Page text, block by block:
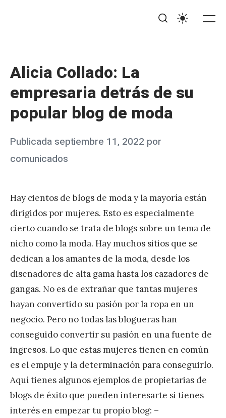
Alicia Collado: La
empresaria detrás de su
popular blog de moda
Publicado
el
Publicada septiembre 11, 2022 por
comunicados
Hay cientos de blogs de moda y la mayoría están
dirigidos por mujeres. Esto es especialmente
cierto cuando se trata de blogs sobre un tema de
nicho como la moda. Hay muchos sitios que se
dedican a los amantes de la moda, desde los
diseñadores de alta gama hasta los cazadores de
gangas. No es de extrañar que tantas mujeres
hayan convertido su pasión por la ropa en un
negocio. Pero no todas las blogueras han
conseguido convertir su pasión en una fuente de
ingresos. Lo que estas mujeres tienen en común
es el empuje y la determinación para conseguirlo.
Aquí tienes algunos ejemplos de propietarias de
blogs de éxito que pueden interesarte si tienes
interés en empezar tu propio blog: –